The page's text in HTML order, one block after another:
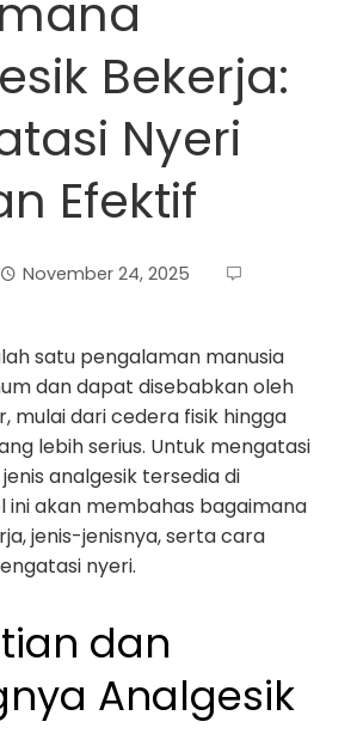
Bekerja:
Nyeri
Efektif
November 24, 2025
satu pengalaman manusia
dan dapat disebabkan oleh
mulai dari cedera fisik hingga
lebih serius. Untuk mengatasi
analgesik tersedia di
ini akan membahas bagaimana
jenis-jenisnya, serta cara
nyeri.
dan
Analgesik